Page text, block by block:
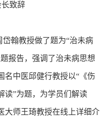
致辞
翰教授做了题为“治未病
报告，强调了治未病思想
名中医邱健行教授以“《伤
读”为题，为学员们解读
大师王琦教授在线上详细介